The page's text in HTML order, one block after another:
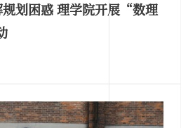
划困惑 理学院开展“数理